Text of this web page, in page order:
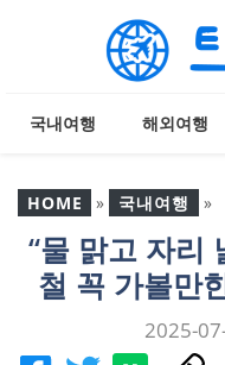
뛰
기
국내여행 해외여행
HOME » 국내여행 »
“물 맑고 자리 넓고 역사까
지”… 여름철 꼭 가볼만한
수도권 계곡 여행지
“물 맑고 자리
철 꼭 가볼만
2025-